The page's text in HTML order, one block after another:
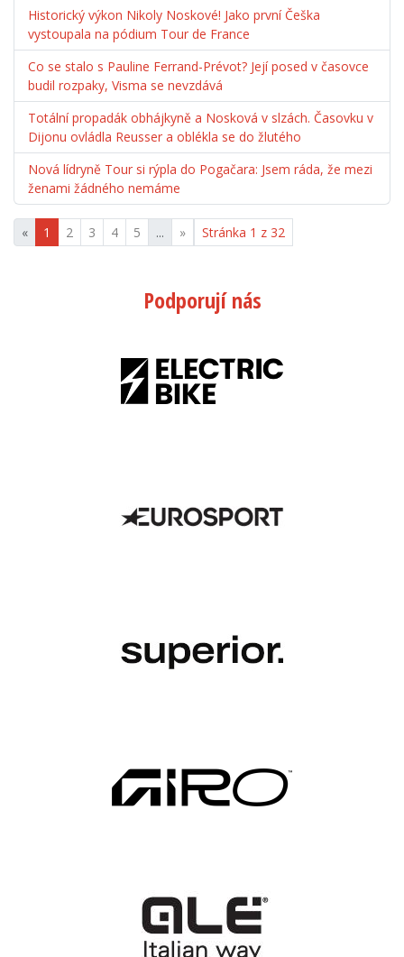
Historický výkon Nikoly Noskové! Jako první Češka
vystoupala na pódium Tour de France
Co se stalo s Pauline Ferrand-Prévot? Její posed v časovce
budil rozpaky, Visma se nevzdává
Totální propadák obhájkyně a Nosková v slzách. Časovku v
Dijonu ovládla Reusser a oblékla se do žlutého
Nová lídryně Tour si rýpla do Pogačara: Jsem ráda, že mezi
ženami žádného nemáme
« 1 2 3 4 5 ... » Stránka 1 z 32
Podporují nás